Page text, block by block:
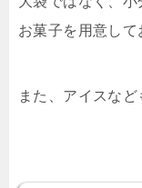
お菓子を用意して
また、アイスなど